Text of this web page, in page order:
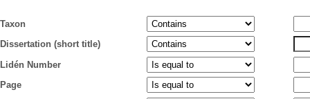
Taxon
Dissertation (short title)
Lidén Number
Page